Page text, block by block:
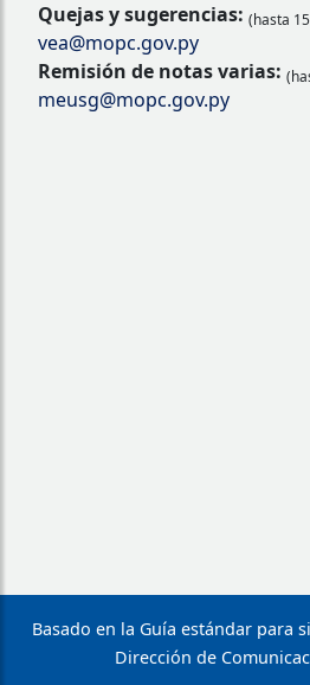
Quejas y sugerencias: (hasta
vea@mopc.gov.py
Remisión de notas varias:
meusg@mopc.gov.py
Basado en la Guía estándar para
Dirección de